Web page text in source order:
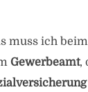
muss ich
Gewerbeamt,